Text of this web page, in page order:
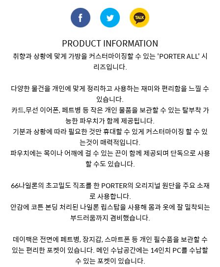
PRODUCT INFORMATION
취향과 상황에 맞게 가방을 커스터마이징할 수 있는 'PORTER ALL' 시
리즈입니다.
다양한 물건을 개인에 맞게 정리하고 사용하는 재미와 편리함을 느낄 수
있습니다.
카드,무선 이어폰, 페트병 등 작은 개인 물품을 보관할 수 있는 탈부착 가
능한 파우치가 함께 제공됩니다.
기분과 상황에 따라 필요한 것만 휴대할 수 있게 커스터마이징 할 수 있
는것이 매력적입니다.
파우치에는 목이나 어깨에 걸 수 있는 끈이 함께 제공되며 단독으로 사용
할 수도 있습니다.
66나일론의 초고밀도 직조를 한 PORTER의 오리지널 원단을 주요 소재
로 사용합니다.
안감에 코튼 본딩 처리된 나일론 립스탑을 사용해 몸과 옷에 잘 밀착되는
부드러움까지 겸비했습니다.
데이팩은 전면에 페트병, 장지갑, 스마트폰 등 개인 필수품을 보관할 수
있는 편리한 포켓이 있습니다. 메인 수납공간에는 14인치 PC를 수납할
수 있는 포켓이 있습니다.